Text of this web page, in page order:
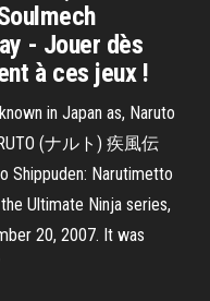
- Jouer dès
à ces jeux !
in Japan as, Naruto
(ナルト) 疾風伝
Narutimetto
Ultimate Ninja series,
20, 2007. It was